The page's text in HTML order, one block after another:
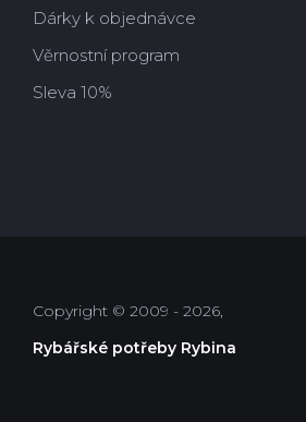
Dárky k objednávce
Věrnostní program
Sleva 10%
Copyright © 2009 - 2026,
Rybářské potřeby Rybina